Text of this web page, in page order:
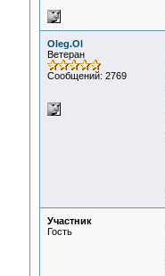
Oleg.Ol
Ветеран
Сообщений: 2769
Участник
Гость